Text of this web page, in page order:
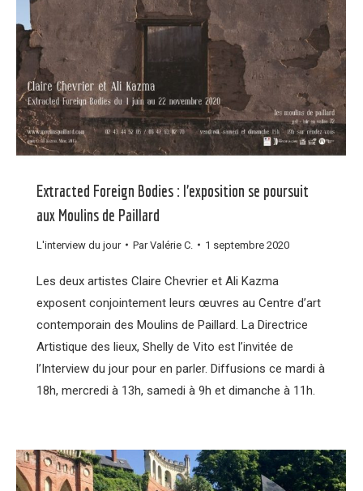
Extracted Foreign Bodies : l’exposition se poursuit
aux Moulins de Paillard
L'interview du jour ParValérie C. 1 septembre 2020
Les deux artistes Claire Chevrier et Ali Kazma
exposent conjointement leurs œuvres au Centre d’art
contemporain des Moulins de Paillard. La Directrice
Artistique des lieux, Shelly de Vito est l’invitée de
l’Interview du jour pour en parler. Diffusions ce mardi à
18h, mercredi à 13h, samedi à 9h et dimanche à 11h.